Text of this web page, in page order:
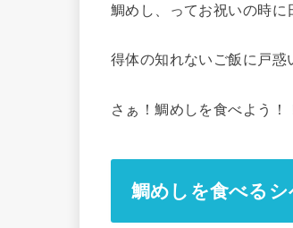
鯛めし、ってお祝いの時に
得体の知れないご飯に戸惑
さぁ！鯛めしを食べよう！
鯛めしを食べる